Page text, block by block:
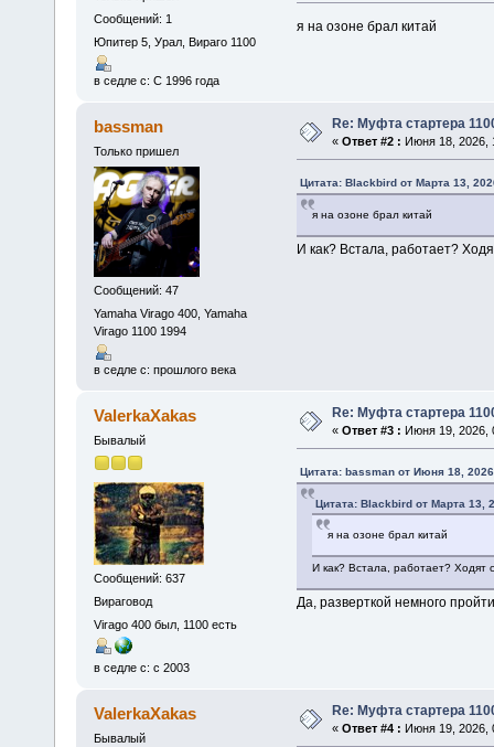
Сообщений: 1
Юпитер 5, Урал, Вираго 1100
в седле с: С 1996 года
я на озоне брал китай
bassman
Только пришел
Сообщений: 47
Yamaha Virago 400, Yamaha
Virago 1100 1994
в седле с: прошлого века
Re: Муфта стартера
« Ответ #2 : Июня 18, 2026,
Цитата: Blackbird от Марта 13,
я на озоне брал китай
И как? Встала, работает?
ValerkaXakas
Бывалый
Сообщений: 637
Вираговод
Virago 400 был, 1100 есть
в седле с: с 2003
Re: Муфта стартера
« Ответ #3 : Июня 19, 2026,
Цитата: bassman от Июня 18,
Цитата: Blackbird от Марта 13,
я на озоне брал китай
И как? Встала, работает? Ходят
Да, разверткой немного
ValerkaXakas
Бывалый
Re: Муфта стартера
« Ответ #4 : Июня 19, 2026,